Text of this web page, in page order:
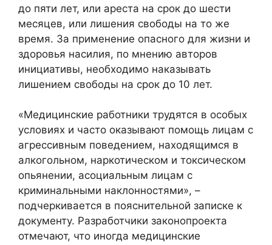
до пяти лет, или ареста на срок до шести
месяцев, или лишения свободы на то же
время. За применение опасного для жизни и
здоровья насилия, по мнению авторов
инициативы, необходимо наказывать
лишением свободы на срок до 10 лет.
«Медицинские работники трудятся в особых
условиях и часто оказывают помощь лицам с
агрессивным поведением, находящимся в
алкогольном, наркотическом и токсическом
опьянении, асоциальным лицам с
криминальными наклонностями», –
подчеркивается в пояснительной записке к
документу. Разработчики законопроекта
отмечают, что иногда медицинские